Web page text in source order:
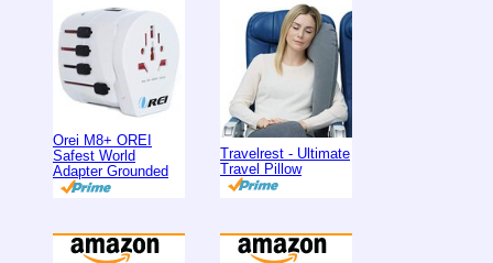
Orei M8+ OREI
Safest World
Adapter Grounded
Travelrest - Ultimate
Travel Pillow